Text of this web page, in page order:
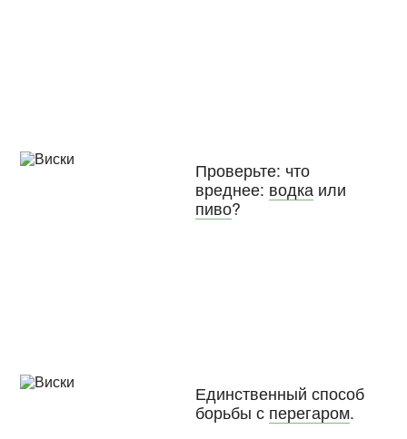
Проверьте: что
вреднее: водка или
пиво?
Единственный способ
борьбы с перегаром.